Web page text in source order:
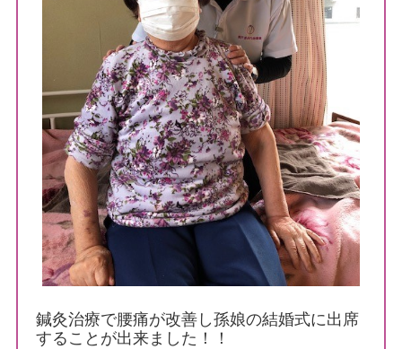
鍼灸治療で腰痛が改善し孫娘の結婚式に出席
することが出来ました！！